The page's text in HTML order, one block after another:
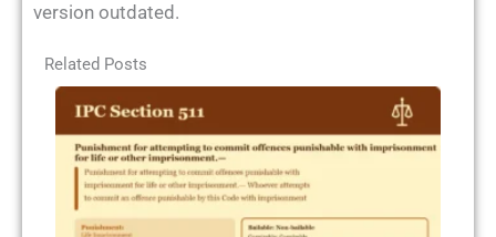
version outdated.
Related Posts